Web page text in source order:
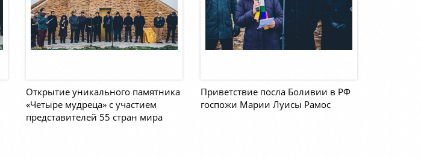
Открытие уникального памятника
«Четыре мудреца» с участием
представителей 55 стран мира
Приветствие посла Боливии в РФ
госпожи Марии Луисы Рамос